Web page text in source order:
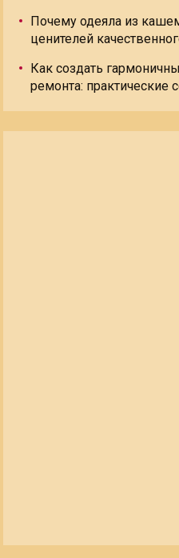
Почему одеяла из
ценителей
Как создать
ремонта: практические